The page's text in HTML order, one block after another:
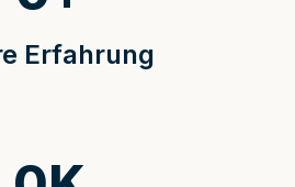
Erfahrung